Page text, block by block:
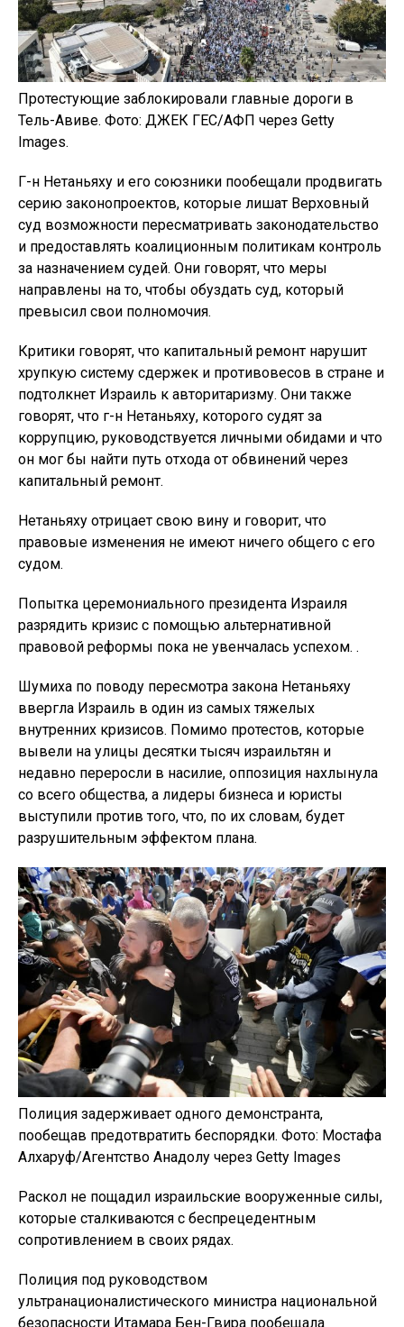
Протестующие заблокировали главные дороги в
Тель-Авиве. Фото: ДЖЕК ГЕС/АФП через Getty
Images.
Г-н Нетаньяху и его союзники пообещали продвигать
серию законопроектов, которые лишат Верховный
суд возможности пересматривать законодательство
и предоставлять коалиционным политикам контроль
за назначением судей. Они говорят, что меры
направлены на то, чтобы обуздать суд, который
превысил свои полномочия.
Критики говорят, что капитальный ремонт нарушит
хрупкую систему сдержек и противовесов в стране и
подтолкнет Израиль к авторитаризму. Они также
говорят, что г-н Нетаньяху, которого судят за
коррупцию, руководствуется личными обидами и что
он мог бы найти путь отхода от обвинений через
капитальный ремонт.
Нетаньяху отрицает свою вину и говорит, что
правовые изменения не имеют ничего общего с его
судом.
Попытка церемониального президента Израиля
разрядить кризис с помощью альтернативной
правовой реформы пока не увенчалась успехом. .
Шумиха по поводу пересмотра закона Нетаньяху
ввергла Израиль в один из самых тяжелых
внутренних кризисов. Помимо протестов, которые
вывели на улицы десятки тысяч израильтян и
недавно переросли в насилие, оппозиция нахлынула
со всего общества, а лидеры бизнеса и юристы
выступили против того, что, по их словам, будет
разрушительным эффектом плана.
Полиция задерживает одного демонстранта,
пообещав предотвратить беспорядки. Фото: Мостафа
Алхаруф/Агентство Анадолу через Getty Images
Раскол не пощадил израильские вооруженные силы,
которые сталкиваются с беспрецедентным
сопротивлением в своих рядах.
Полиция под руководством
ультранационалистического министра национальной
безопасности Итамара Бен-Гвира пообещала